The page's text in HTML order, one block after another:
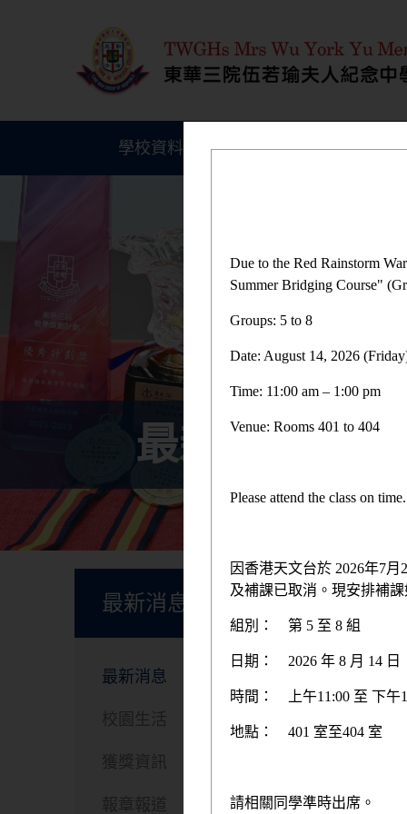
學校資料 學生成就
最新消息
最新消息
最新消息
首頁
我
我校
Due to the Red Rainstorm
Summer Bridging Course"
Groups: 5 to 8
Date: August 14, 2026
Time: 11:00 am – 1:00 pm
Venue: Rooms 401 to 404
Please attend the class on
因香港天文台於 2026年7
及補課已取消。現安排補課
組別： 第 5 至 8 組
日期： 2026 年 8 月 14 日
時間： 上午11:00 至 下午
地點： 401 室至404 室
請相關同學準時出席。